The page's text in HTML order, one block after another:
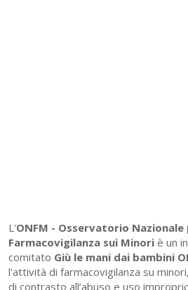
L'ONFM - Osservatorio Nazionale
Farmacovigilanza sui Minori è un
comitato Giù le mani dai bambini
l'attività di farmacovigilanza su
di contrasto all’abuso e uso